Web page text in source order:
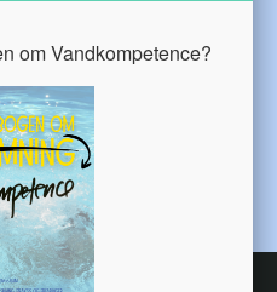
forum
redskaber
for mig
om Vandkompetence?